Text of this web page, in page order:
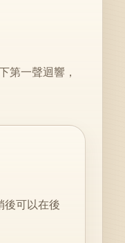
第一聲迴響，
後可以在後